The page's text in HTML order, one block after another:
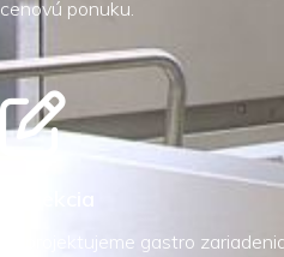
cenovú ponuku.
Naprojektujeme gastro